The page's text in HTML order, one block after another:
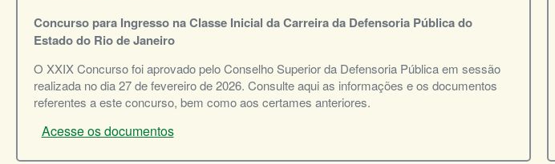
Concurso para Ingresso na Classe Inicial da Carreira da Defensoria Pública do
Estado do Rio de Janeiro
O XXIX Concurso foi aprovado pelo Conselho Superior da Defensoria Pública em sessão
realizada no dia 27 de fevereiro de 2026. Consulte aqui as informações e os documentos
referentes a este concurso, bem como aos certames anteriores.
Acesse os documentos